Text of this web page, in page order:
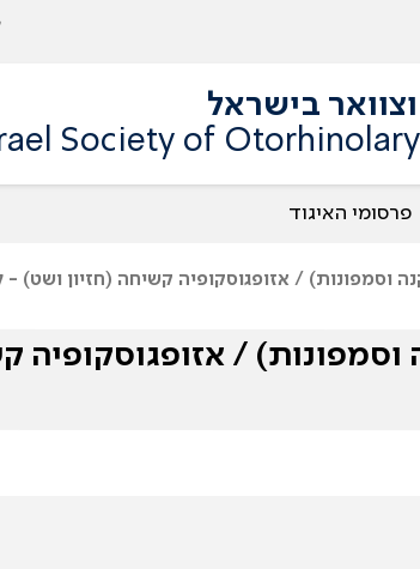
בישראל
Society of
פרסומי האיגוד
וסמפונות) / אזופגוסקופיה קשיחה (חזיון ושט)
וסמפונות) / אזופגוסקופיה